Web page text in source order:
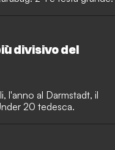
divisivo del
l'anno al Darmstadt, il
20 tedesca.